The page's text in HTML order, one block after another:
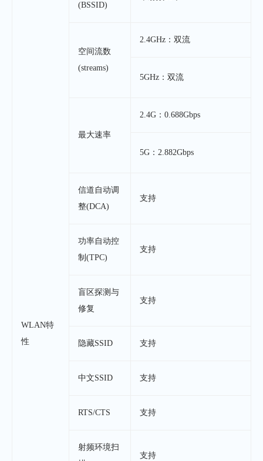
WLAN特
性
(BSSID)
空间流数
(streams)
2.4GHz：双流
5GHz：双流
最大速率
2.4G：0.688Gbps
5G：2.882Gbps
信道自动调
整(DCA)
支持
功率自动控
制(TPC)
支持
盲区探测与
修复
支持
隐藏SSID 支持
中文SSID 支持
RTS/CTS 支持
射频环境扫
支持